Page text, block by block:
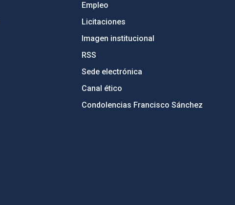
Empleo
Licitaciones
Imagen institucional
RSS
Sede electrónica
Canal ético
Condolencias Francisco Sánchez